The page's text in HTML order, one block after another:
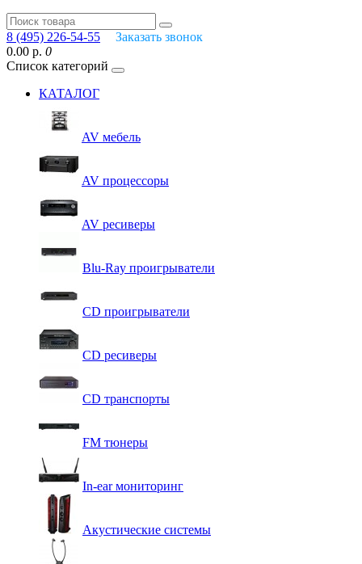
8 (495) 226-54-55
Заказать звонок
0.00 р. 0
Список категорий
КАТАЛОГ
AV мебель
AV процессоры
AV ресиверы
Blu-Ray проигрыватели
CD проигрыватели
CD ресиверы
CD транспорты
FM тюнеры
In-ear мониторинг
Акустические системы